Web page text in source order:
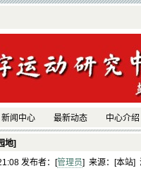
新闻中心 最新动态 中心介绍
地]
发布者：[管理员] 来源：[本站]